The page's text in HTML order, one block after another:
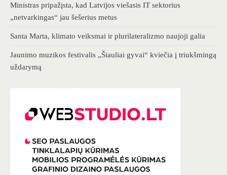
Ministras pripažįsta, kad Latvijos viešasis IT sektorius
„netvarkingas“ jau šešerius metus
Santa Marta, klimato veiksmai ir plurilateralizmo naujoji galia
Jaunimo muzikos festivalis „Šiauliai gyvai“ kviečia į triukšmingą
uždarymą